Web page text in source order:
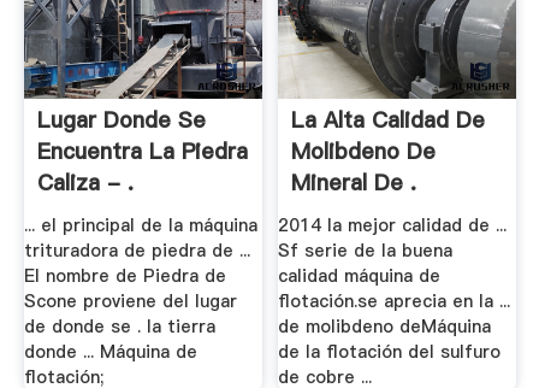
Lugar Donde Se
Encuentra La Piedra
Caliza - .
... el principal de la máquina
trituradora de piedra de ...
El nombre de Piedra de
Scone proviene del lugar
de donde se . la tierra
donde ... Máquina de
flotación;
La Alta Calidad De
Molibdeno De
Mineral De .
2014 la mejor calidad de ...
Sf serie de la buena
calidad máquina de
flotación.se aprecia en la ...
de molibdeno deMáquina
de la flotación del sulfuro
de cobre ...